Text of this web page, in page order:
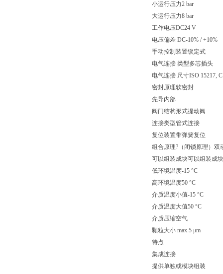
小运行压力2 bar
大运行压力8 bar
工作电压DC24 V
电压偏差 DC-10% / +10%
手动控制装置锁定式
电气连接 类型多芯插头
电气连接 尺寸ISO 15217,
密封原理软密封
先导内部
阀门结构形式提动阀
连接类型管式连接
复位装置带弹簧复位
组合原理?（闭锁原理）双
可以组装成块可以组装成块
低环境温度-15 °C
高环境温度50 °C
介质温度小值-15 °C
介质温度大值50 °C
介质压缩空气
颗粒大小 max.5 μm
特点
集成连接
提供单独或模块组装